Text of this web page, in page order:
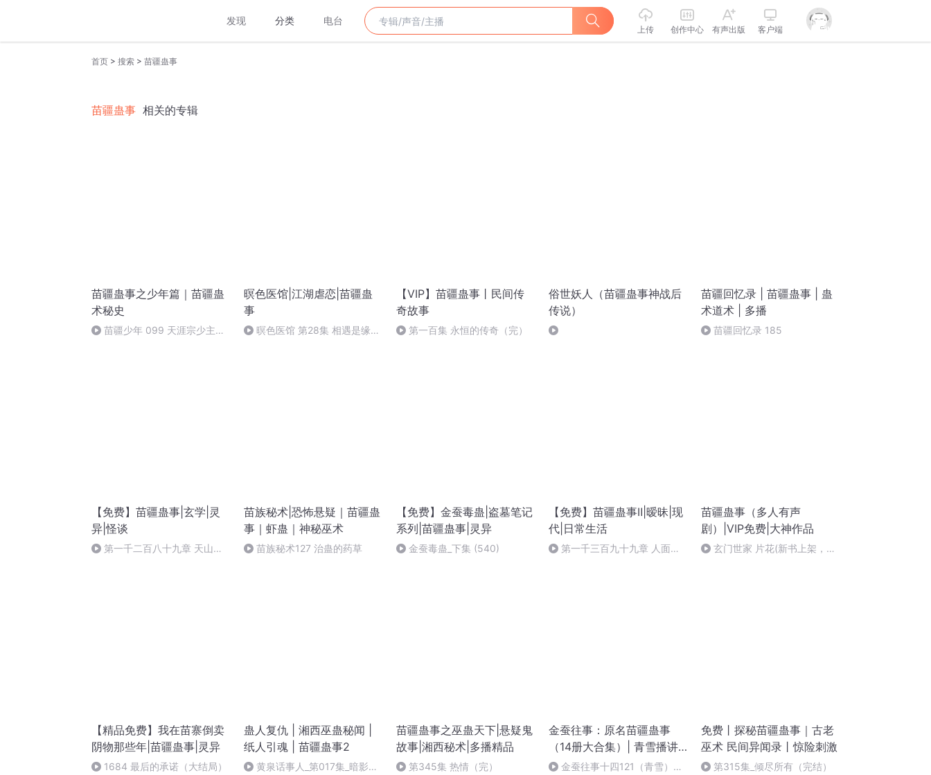
发现 分类 电台
上传 创作中心 有声出版 客户端
首页 > 搜索 > 苗疆蛊事
苗疆蛊事 相关的专辑
苗疆蛊事之少年篇｜苗疆蛊
术秘史
苗疆少年 099 天涯宗少主
暝色医馆|江湖虐恋|苗疆蛊
事
暝色医馆 第28集 相遇是缘
【VIP】苗疆蛊事丨民间传
奇故事
第一百集 永恒的传奇（完）
俗世妖人（苗疆蛊事神战后
传说）
苗疆回忆录 | 苗疆蛊事 | 蛊
术道术 | 多播
苗疆回忆录 185
【免费】苗疆蛊事|玄学|灵
异|怪谈
第一千二百八十九章 天山朝
苗族秘术|恐怖悬疑｜苗疆蛊
事｜虾蛊｜神秘巫术
苗族秘术127 治蛊的药草
【免费】金蚕毒蛊|盗墓笔记
系列|苗疆蛊事|灵异
金蚕毒蛊_下集 (540)
【免费】苗疆蛊事Ⅱ|暧昧|现
代|日常生活
第一千三百九十九章 人面不
苗疆蛊事（多人有声
剧）|VIP免费|大神作品
玄门世家 片花(新书上架，欢
【精品免费】我在苗寨倒卖
阴物那些年|苗疆蛊事|灵异
1684 最后的承诺（大结局）
蛊人复仇 | 湘西巫蛊秘闻 |
纸人引魂 | 苗疆蛊事2
黄泉话事人_第017集_暗影逞
苗疆蛊事之巫蛊天下|悬疑鬼
故事|湘西秘术|多播精品
第345集 热情（完）
金蚕往事：原名苗疆蛊事
（14册大合集）| 青雪播讲
巫蛊小说
金蚕往事十四121（青雪）追
免费丨探秘苗疆蛊事｜古老
巫术 民间异闻录丨惊险刺激
第315集_倾尽所有（完结）